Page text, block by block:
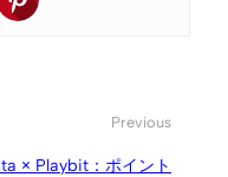
Previous
× Playbit：ポイント